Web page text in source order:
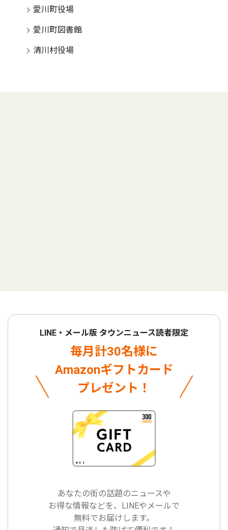
愛川町役場
愛川町図書館
清川村役場
LINE・メール版 タウンニュース読者限定
毎月計30名様に
Amazonギフトカード
プレゼント！
あなたの街の話題のニュースや
お得な情報などを、LINEやメールで
無料でお届けします。